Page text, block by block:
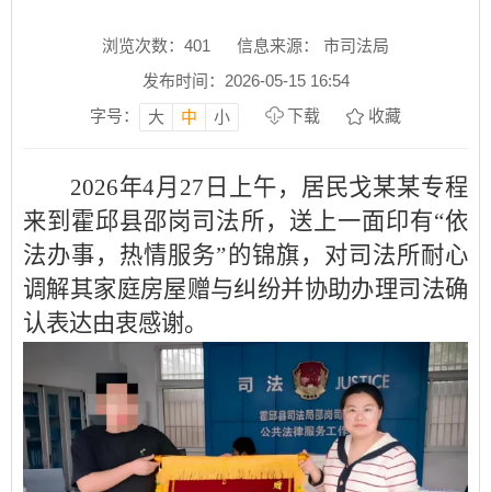
浏览次数： 401
信息来源： 市司法局
发布时间：2026-05-15 16:54
字号：
大 中 小 下载 收藏
2026年4月27日上午，居民戈某某专程
来到霍邱县邵岗司法所，送上一面印有“依
法办事，热情服务”的锦旗，对司法所耐心
调解其家庭房屋赠与纠纷并协助办理司法确
认表达由衷感谢。